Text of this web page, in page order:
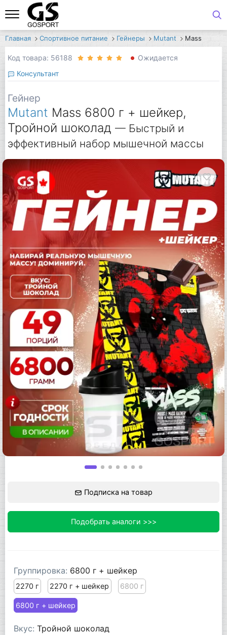
Главная Спортивное питание Гейнеры Mutant Mass
Код товара: 56188
Ожидается
Консультант
Гейнер
Mutant Mass 6800 г + шейкер,
Тройной шоколад — Быстрый и
эффективный набор мышечной массы
Подписка на товар
Подобрать аналоги >>>
Группировка: 6800 г + шейкер
2270 г 2270 г + шейкер 6800 г
6800 г + шейкер
Вкус: Тройной шоколад